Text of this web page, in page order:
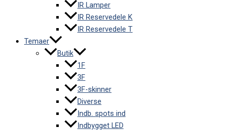
IR Lamper
IR Reservedele K
IR Reservedele T
Temaer
Butik
1F
3F
3F-skinner
Diverse
Indb. spots ind
Indbygget LED